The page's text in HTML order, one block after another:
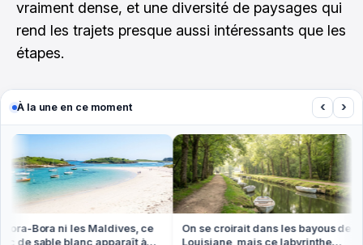
vraiment dense, et une diversité de paysages qui
rend les trajets presque aussi intéressants que les
étapes.
À la une en ce moment ‹ ›
Bora ni les Maldives, ce
de sable blanc apparaît à
On se croirait dans les bayous de
Louisiane, mais ce labyrinthe